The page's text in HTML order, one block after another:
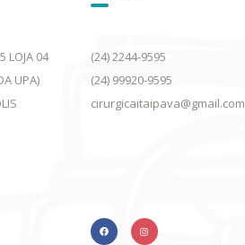
LOJA 04
UPA)
(24) 2244-9595
(24) 99920-9595
cirurgicaitaipava@gmail.com